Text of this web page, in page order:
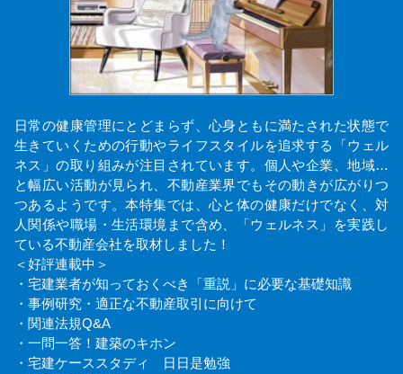
日常の健康管理にとどまらず、心身ともに満たされた状態で
生きていくための行動やライフスタイルを追求する「ウェル
ネス」の取り組みが注目されています。個人や企業、地域…
と幅広い活動が見られ、不動産業界でもその動きが広がりつ
つあるようです。本特集では、心と体の健康だけでなく、対
人関係や職場・生活環境まで含め、「ウェルネス」を実践し
ている不動産会社を取材しました！
＜好評連載中＞
・宅建業者が知っておくべき「重説」に必要な基礎知識
・事例研究・適正な不動産取引に向けて
・関連法規Q&A
・一問一答！建築のキホン
・宅建ケーススタディ 日日是勉強